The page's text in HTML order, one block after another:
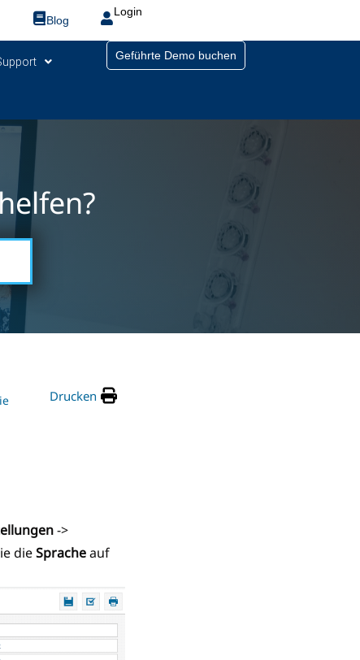
Blog
Login
Geführte Demo buchen
Drucken
->
dieSpracheauf